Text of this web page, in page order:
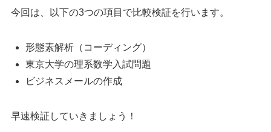
今回は、以下の3つの項目で比較検証を行います。
形態素解析（コーディング）
東京大学の理系数学入試問題
ビジネスメールの作成
早速検証していきましょう！